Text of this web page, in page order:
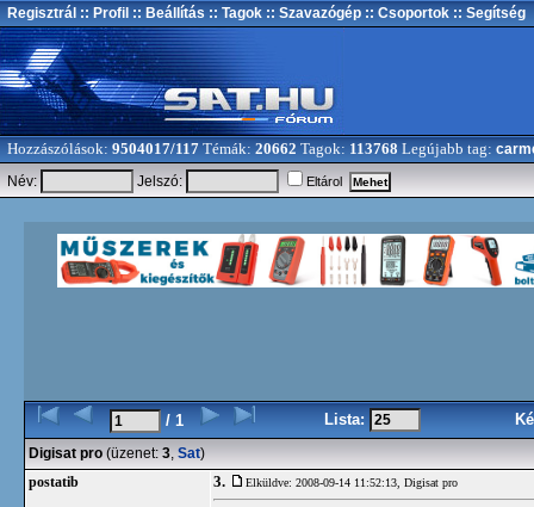
Regisztrál :: Profil :: Beállítás :: Tagok :: Szavazógép :: Csoportok :: Segítség
Hozzászólások: 9504017/117 Témák: 20662 Tagok: 113768 Legújabb tag:
Név:
Jelszó: Eltárol
/ 1 Lista:
Digisat pro (üzenet: 3, Sat)
postatib 3. Elküldve: 2008-09-14 11:52:13, Digisat pro